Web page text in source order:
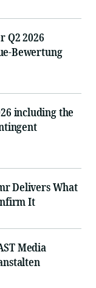
Q2 2026
Bewertung
including the
Delivers What
It
Media